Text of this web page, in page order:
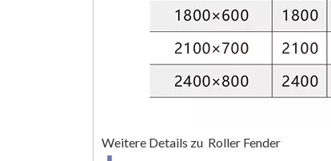
Weitere Details zu Roller Fender